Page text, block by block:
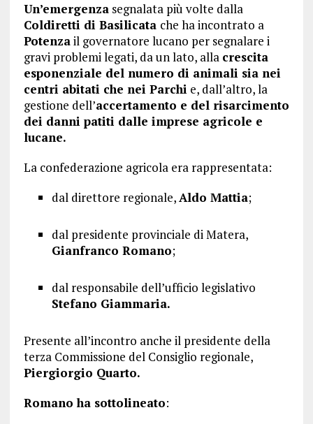
Un’emergenzasegnalata più volte dalla
Coldiretti di Basilicata che ha incontrato a
Potenzail governatore lucano per segnalare i
gravi problemi legati, da un lato, alla crescita
esponenziale del numero di animali sia nei
centri abitati che nei Parchi e, dall’altro, la
gestione dell’accertamento e del risarcimento
dei danni patiti dalle imprese agricole e
lucane.
La confederazione agricola era rappresentata:
dal direttore regionale,Aldo Mattia;
dal presidente provinciale di Matera,
Gianfranco Romano;
dal responsabile dell’ufficio legislativo
Stefano Giammaria.
Presente all’incontro anche il presidente della
terza Commissione del Consiglio regionale,
Piergiorgio Quarto.
Romano ha sottolineato: